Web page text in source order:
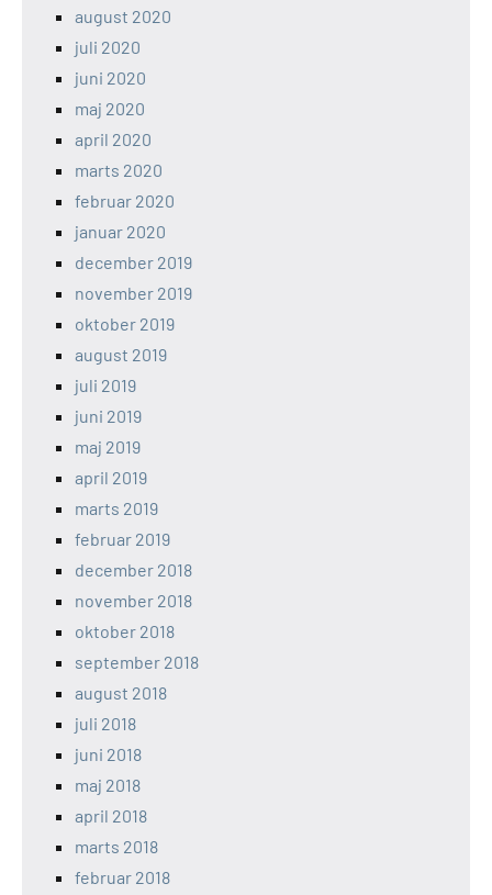
august 2020
juli 2020
juni 2020
maj 2020
april 2020
marts 2020
februar 2020
januar 2020
december 2019
november 2019
oktober 2019
august 2019
juli 2019
juni 2019
maj 2019
april 2019
marts 2019
februar 2019
december 2018
november 2018
oktober 2018
september 2018
august 2018
juli 2018
juni 2018
maj 2018
april 2018
marts 2018
februar 2018